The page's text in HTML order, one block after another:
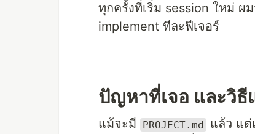
ทุกครั้งที่เริ่ม session ใหม่
implement ทีละฟีเจอร์
ปัญหาที่เจอ และวิธี
แม้จะมี PROJECT.md
แล้ว แต่